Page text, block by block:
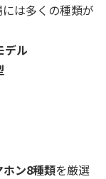
は多くの種類が
デル
ン8種類を厳選